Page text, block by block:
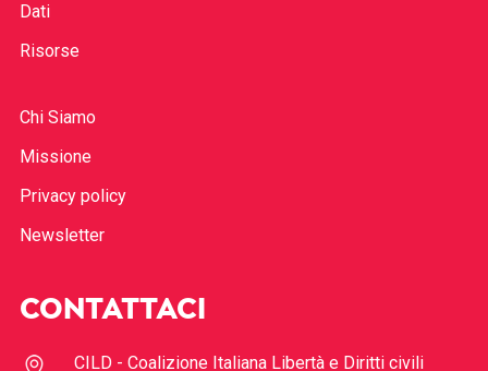
Dati
Risorse
Chi Siamo
Missione
Privacy policy
Newsletter
CONTATTACI
CILD - Coalizione Italiana Libertà e Diritti civili